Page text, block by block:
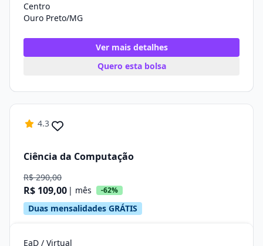
Centro
Ouro Preto/MG
Ver mais detalhes
Quero esta bolsa
4.3
Ciência da Computação
R$ 290,00
R$ 109,00 | mês -62%
Duas mensalidades GRÁTIS
EaD / Virtual